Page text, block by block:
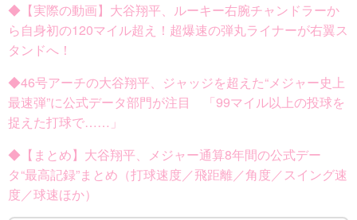
◆【実際の動画】大谷翔平、ルーキー右腕チャンドラーか
ら自身初の120マイル超え！超爆速の弾丸ライナーが右翼ス
タンドへ！
◆46号アーチの大谷翔平、ジャッジを超えた“メジャー史上
最速弾”に公式データ部門が注目 「99マイル以上の投球を
捉えた打球で……」
◆【まとめ】大谷翔平、メジャー通算8年間の公式デー
タ“最高記録”まとめ（打球速度／飛距離／角度／スイング速
度／球速ほか）